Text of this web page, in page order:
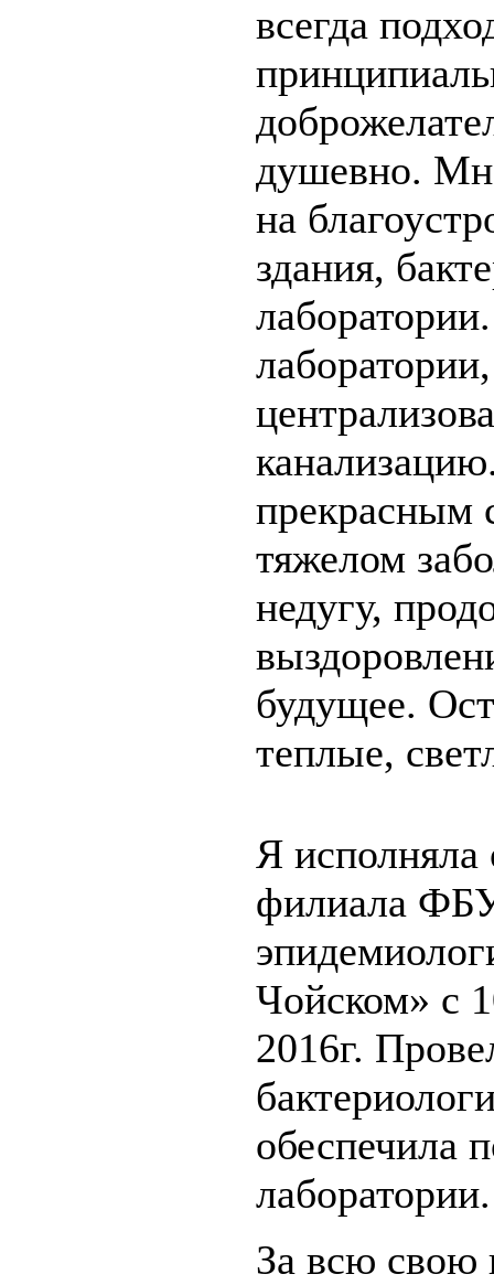
всегда
душевно.
на
здания,
прекрасным
тяжелом
недугу,
будущее.
теплые,
Я исполняла
филиала
Чойском» с
2016г.
обеспечила
лаборатории.
За всю свою